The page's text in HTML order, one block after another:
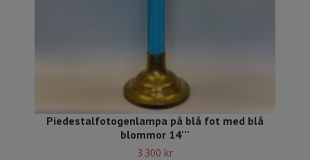
Piedestalfotogenlampa på blå fot med blå
blommor 14'''
3 300 kr